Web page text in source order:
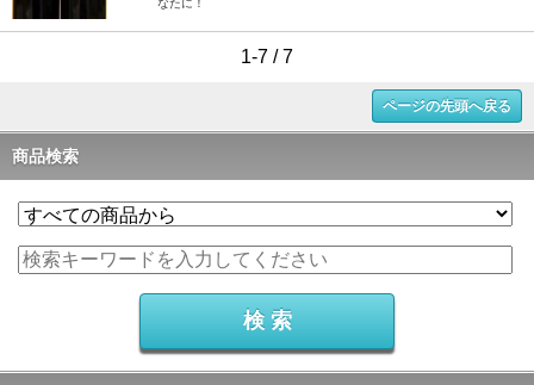
なたに！
1-7 / 7
ページの先頭へ戻る
商品検索